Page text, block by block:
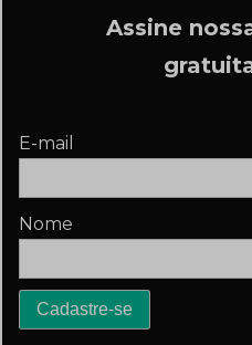
Assine
E-mail
Nome